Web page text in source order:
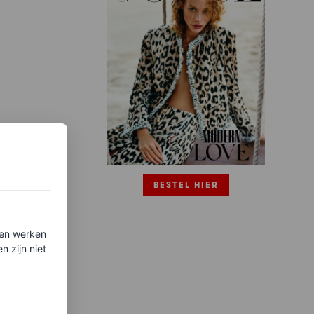
BESTEL HIER
werken
zijn niet